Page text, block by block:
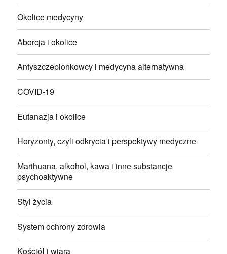
Okolice medycyny
Aborcja i okolice
Antyszczepionkowcy i medycyna alternatywna
COVID-19
Eutanazja i okolice
Horyzonty, czyli odkrycia i perspektywy medyczne
Marihuana, alkohol, kawa i inne substancje
psychoaktywne
Styl życia
System ochrony zdrowia
Kościół i wiara